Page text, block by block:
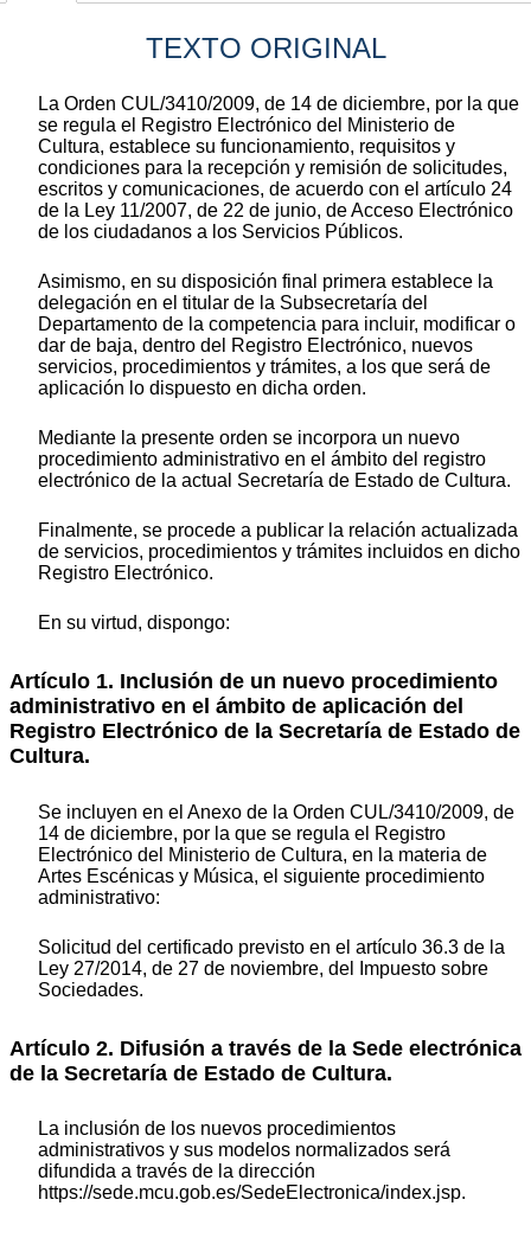
TEXTO ORIGINAL
La Orden CUL/3410/2009, de 14 de diciembre, por la que
se regula el Registro Electrónico del Ministerio de
Cultura, establece su funcionamiento, requisitos y
condiciones para la recepción y remisión de solicitudes,
escritos y comunicaciones, de acuerdo con el artículo 24
de la Ley 11/2007, de 22 de junio, de Acceso Electrónico
de los ciudadanos a los Servicios Públicos.
Asimismo, en su disposición final primera establece la
delegación en el titular de la Subsecretaría del
Departamento de la competencia para incluir, modificar o
dar de baja, dentro del Registro Electrónico, nuevos
servicios, procedimientos y trámites, a los que será de
aplicación lo dispuesto en dicha orden.
Mediante la presente orden se incorpora un nuevo
procedimiento administrativo en el ámbito del registro
electrónico de la actual Secretaría de Estado de Cultura.
Finalmente, se procede a publicar la relación actualizada
de servicios, procedimientos y trámites incluidos en dicho
Registro Electrónico.
En su virtud, dispongo:
Artículo 1. Inclusión de un nuevo procedimiento
administrativo en el ámbito de aplicación del
Registro Electrónico de la Secretaría de Estado de
Cultura.
Se incluyen en el Anexo de la Orden CUL/3410/2009, de
14 de diciembre, por la que se regula el Registro
Electrónico del Ministerio de Cultura, en la materia de
Artes Escénicas y Música, el siguiente procedimiento
administrativo:
Solicitud del certificado previsto en el artículo 36.3 de la
Ley 27/2014, de 27 de noviembre, del Impuesto sobre
Sociedades.
Artículo 2. Difusión a través de la Sede electrónica
de la Secretaría de Estado de Cultura.
La inclusión de los nuevos procedimientos
administrativos y sus modelos normalizados será
difundida a través de la dirección
https://sede.mcu.gob.es/SedeElectronica/index.jsp.